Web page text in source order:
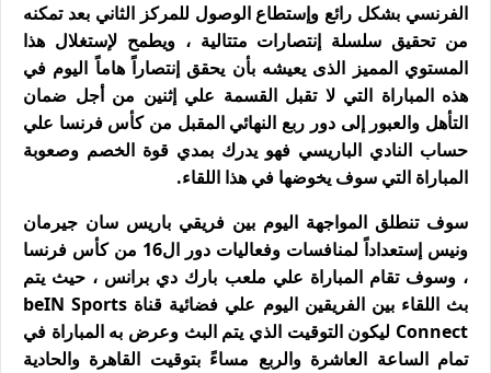
الفرنسي بشكل رائع وإستطاع الوصول للمركز الثاني بعد تمكنه
من تحقيق سلسلة إنتصارات متتالية ، ويطمح لإستغلال هذا
المستوي المميز الذى يعيشه بأن يحقق إنتصاراً هاماً اليوم في
هذه المباراة التي لا تقبل القسمة علي إثنين من أجل ضمان
التأهل والعبور إلى دور ربع النهائي المقبل من كأس فرنسا علي
حساب النادي الباريسي فهو يدرك بمدي قوة الخصم وصعوبة
المباراة التي سوف يخوضها في هذا اللقاء.
سوف تنطلق المواجهة اليوم بين فريقي باريس سان جيرمان
ونيس إستعداداً لمنافسات وفعاليات دور ال16 من كأس فرنسا
، وسوف تقام المباراة علي ملعب بارك دي برانس ، حيث يتم
بث اللقاء بين الفريقين اليوم علي فضائية قناة beIN Sports
Connect ليكون التوقيت الذي يتم البث وعرض به المباراة في
تمام الساعة العاشرة والربع مساءً بتوقيت القاهرة والحادية